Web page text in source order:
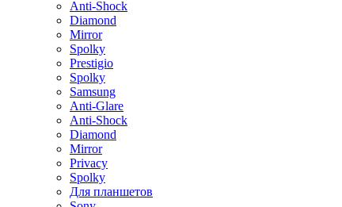
Anti-Shock
Diamond
Mirror
Spolky
Prestigio
Spolky
Samsung
Anti-Glare
Anti-Shock
Diamond
Mirror
Privacy
Spolky
Для планшетов